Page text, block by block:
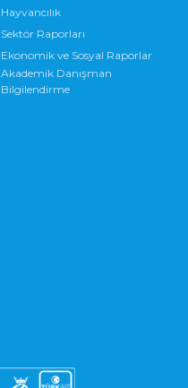
Hayvancılık
Sektör Raporları
Ekonomik ve Sosyal Raporlar
Akademik Danışman
Bilgilendirme